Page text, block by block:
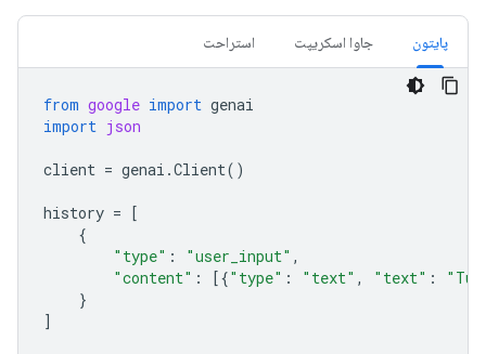
پایتون جاوا اسکریپت استراحت
from google import genai
import json
client = genai .Client()
history =
[
{
"type" : "user_input" ,
"content" : [{"type" : "text" , "text" :
}
]